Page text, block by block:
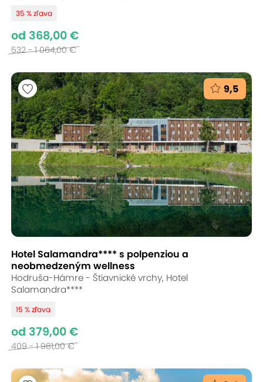
35 % zľava
od 368,00 €
532 - 1 064,00 €
9,5
Hotel Salamandra**** s polpenziou a
neobmedzeným wellness
Hodruša-Hámre - Štiavnické vrchy, Hotel
Salamandra****
15 % zľava
od 379,00 €
409 - 1 981,00 €